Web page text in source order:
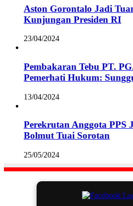
Aston Gorontalo Jadi
Kunjungan Presiden RI
23/04/2024
Pembakaran Tebu PT.
Pemerhati Hukum:
13/04/2024
Perekrutan Anggota PPS
Bolmut Tuai Sorotan
25/05/2024